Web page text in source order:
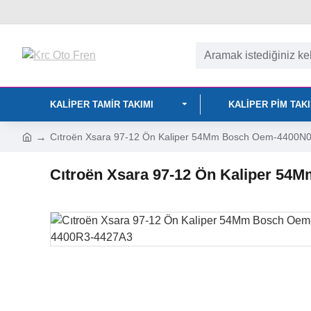
KALIPER TAMIR TAKIMI KALIPER PIM
Cıtroën Xsara 97-12 Ön Kaliper 54Mm Bosch Oem-
Cıtroën Xsara 97-12 Ön Kaliper